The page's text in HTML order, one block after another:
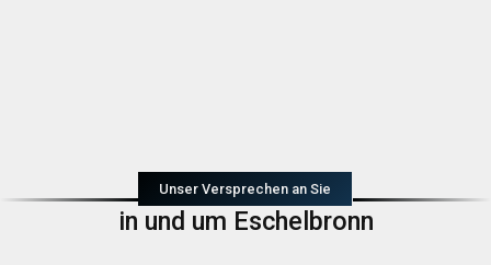
Unser Versprechen an Sie
in und um Eschelbronn